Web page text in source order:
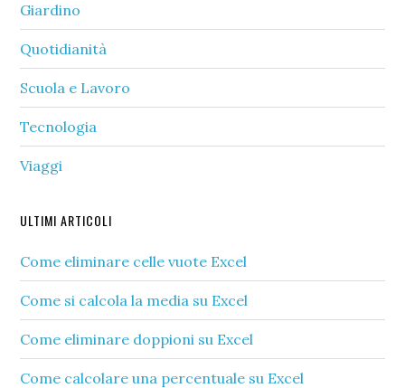
Giardino
Quotidianità
Scuola e Lavoro
Tecnologia
Viaggi
ULTIMI ARTICOLI
Come eliminare celle vuote Excel​
Come si calcola la media su Excel​
Come eliminare doppioni su Excel​
Come calcolare una percentuale su Excel​